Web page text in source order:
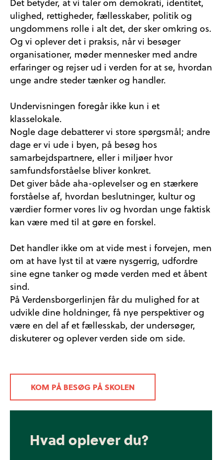
Det betyder, at vi taler om demokrati, identitet,
ulighed, rettigheder, fællesskaber, politik og
ungdommens rolle i alt det, der sker omkring os.
Og vi oplever det i praksis, når vi besøger
organisationer, møder mennesker med andre
erfaringer og rejser ud i verden for at se, hvordan
unge andre steder tænker og handler.
Undervisningen foregår ikke kun i et
klasselokale.
Nogle dage debatterer vi store spørgsmål; andre
dage er vi ude i byen, på besøg hos
samarbejdspartnere, eller i miljøer hvor
samfundsforståelse bliver konkret.
Det giver både aha-oplevelser og en stærkere
forståelse af, hvordan beslutninger, kultur og
værdier former vores liv og hvordan unge faktisk
kan være med til at gøre en forskel.
Det handler ikke om at vide mest i forvejen, men
om at have lyst til at være nysgerrig, udfordre
sine egne tanker og møde verden med et åbent
sind.
På Verdensborgerlinjen får du mulighed for at
udvikle dine holdninger, få nye perspektiver og
være en del af et fællesskab, der undersøger,
diskuterer og oplever verden side om side.
KOM PÅ BESØG PÅ SKOLEN
Hvad oplever du?